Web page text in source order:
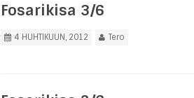
Fosarikisa 3/6
4 HUHTIKUUN, 2012 Tero